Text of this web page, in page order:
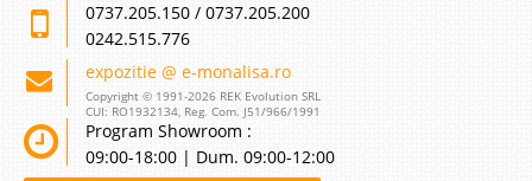
0737.205.150 / 0737.205.200
0242.515.776
expozitie @ e-monalisa.ro
Copyright © 1991-2026 REK Evolution SRL
CUI: RO1932134, Reg. Com. J51/966/1991
Program Showroom :
09:00-18:00 | Dum. 09:00-12:00